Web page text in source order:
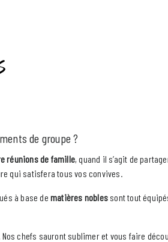
de groupe ?
réunions de famille, quand il s’agit de
qui satisfera tous vos convives.
à base dematières nobles sont tout
chefs sauront sublimer et vous faire